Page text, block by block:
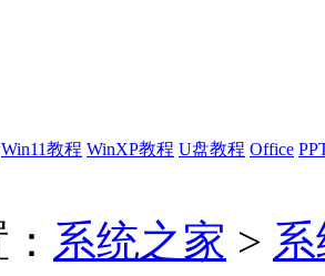
Win11教程 WinXP教程 U盘教程 Office
系统之家 >